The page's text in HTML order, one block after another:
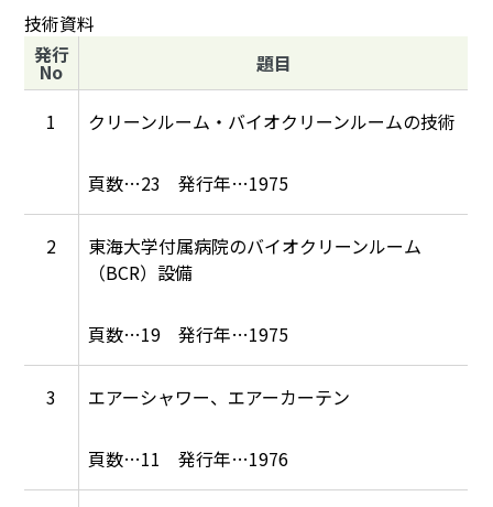
技術資料
発行
No 題目
1 クリーンルーム・バイオクリーンルームの技術
23 1975
2
東海大学付属病院のバイオクリーンルーム
（BCR）設備
19 1975
3 エアーシャワー、エアーカーテン
11 1976